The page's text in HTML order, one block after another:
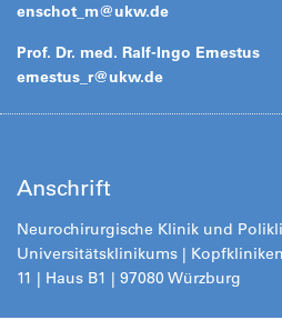
enschot_m@ukw.de
Prof. Dr. med. Ralf-Ingo Ernestus
ernestus_r@ukw.de
Anschrift
Neurochirurgische Klinik und
Universitätsklinikums |
11 | Haus B1 | 97080 Würzburg